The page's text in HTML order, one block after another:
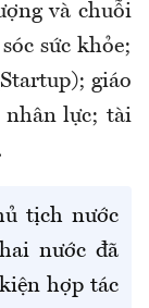
và chuỗi
sức khỏe;
giáo
nhân lực; tài
tịch nước
nước đã
hợp tác